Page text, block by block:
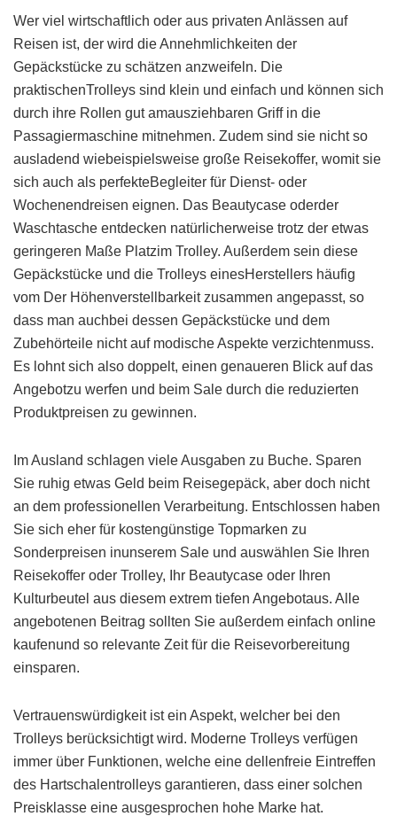
Wer viel wirtschaftlich oder aus privaten Anlässen auf
Reisen ist, der wird die Annehmlichkeiten der
Gepäckstücke zu schätzen anzweifeln. Die
praktischenTrolleys sind klein und einfach und können sich
durch ihre Rollen gut amausziehbaren Griff in die
Passagiermaschine mitnehmen. Zudem sind sie nicht so
ausladend wiebeispielsweise große Reisekoffer, womit sie
sich auch als perfekteBegleiter für Dienst- oder
Wochenendreisen eignen. Das Beautycase oderder
Waschtasche entdecken natürlicherweise trotz der etwas
geringeren Maße Platzim Trolley. Außerdem sein diese
Gepäckstücke und die Trolleys einesHerstellers häufig
vom Der Höhenverstellbarkeit zusammen angepasst, so
dass man auchbei dessen Gepäckstücke und dem
Zubehörteile nicht auf modische Aspekte verzichtenmuss.
Es lohnt sich also doppelt, einen genaueren Blick auf das
Angebotzu werfen und beim Sale durch die reduzierten
Produktpreisen zu gewinnen.
Im Ausland schlagen viele Ausgaben zu Buche. Sparen
Sie ruhig etwas Geld beim Reisegepäck, aber doch nicht
an dem professionellen Verarbeitung. Entschlossen haben
Sie sich eher für kostengünstige Topmarken zu
Sonderpreisen inunserem Sale und auswählen Sie Ihren
Reisekoffer oder Trolley, Ihr Beautycase oder Ihren
Kulturbeutel aus diesem extrem tiefen Angebotaus. Alle
angebotenen Beitrag sollten Sie außerdem einfach online
kaufenund so relevante Zeit für die Reisevorbereitung
einsparen.
Vertrauenswürdigkeit ist ein Aspekt, welcher bei den
Trolleys berücksichtigt wird. Moderne Trolleys verfügen
immer über Funktionen, welche eine dellenfreie Eintreffen
des Hartschalentrolleys garantieren, dass einer solchen
Preisklasse eine ausgesprochen hohe Marke hat.